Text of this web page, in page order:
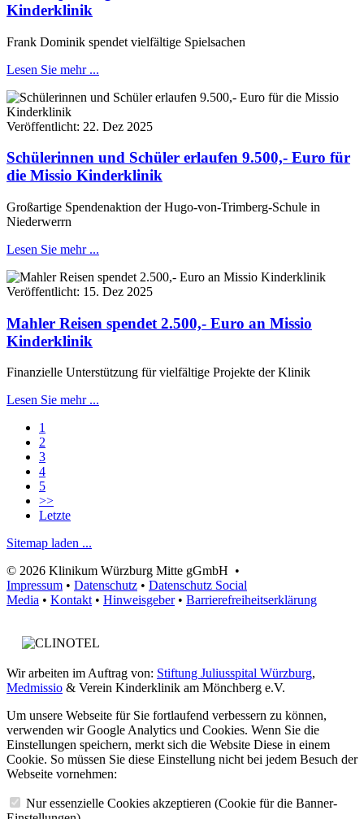
Kinderklinik
Frank Dominik spendet vielfältige Spielsachen
Lesen Sie mehr ...
Veröffentlicht: 22. Dez 2025
Schülerinnen und Schüler erlaufen 9.500,- Euro für
die Missio Kinderklinik
Großartige Spendenaktion der Hugo-von-Trimberg-Schule in
Niederwerrn
Lesen Sie mehr ...
Veröffentlicht: 15. Dez 2025
Mahler Reisen spendet 2.500,- Euro an Missio
Kinderklinik
Finanzielle Unterstützung für vielfältige Projekte der Klinik
Lesen Sie mehr ...
1
2
3
4
5
>>
Letzte
Sitemap laden ...
© 2026 Klinikum Würzburg Mitte gGmbH •
Impressum • Datenschutz • Datenschutz Social
Media • Kontakt• Hinweisgeber• Barrierefreiheitserklärung
Wir arbeiten im Auftrag von: Stiftung Juliusspital Würzburg,
Medmissio & Verein Kinderklinik am Mönchberg e.V.
Um unsere Webseite für Sie fortlaufend verbessern zu können,
verwenden wir Google Analytics und Cookies. Wenn Sie die
Einstellungen speichern, merkt sich die Website Diese in einem
Cookie. So müssen Sie diese Einstellung nicht bei jedem Besuch der
Webseite vornehmen:
Nur essenzielle Cookies akzeptieren (Cookie für die Banner-